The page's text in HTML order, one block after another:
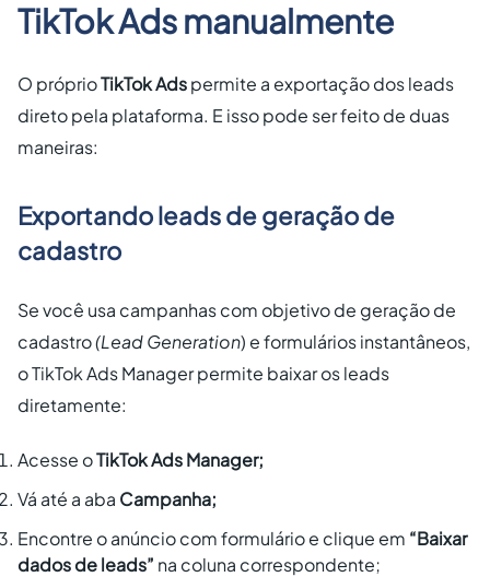
TikTok Ads manualmente
O próprioTikTok Adspermite a exportação dos leads
direto pela plataforma. E isso pode ser feito de duas
maneiras:
Exportando leads de geração de
cadastro
Se você usa campanhas com objetivo de geração de
cadastro(Lead Generation) e formulários instantâneos,
o TikTok Ads Manager permite baixar os leads
diretamente:
Acesse oTikTok Ads Manager;
Vá até a aba Campanha;
Encontre o anúncio com formulário e clique em “Baixar
dados de leads” na coluna correspondente;